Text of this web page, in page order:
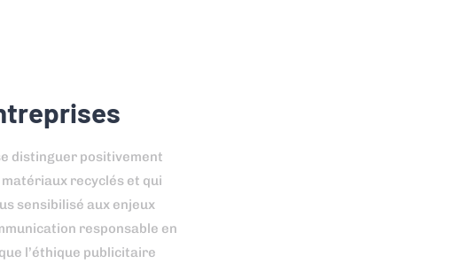
distinguer positivement
recyclés et qui
sensibilisé aux enjeux
responsable en
l’éthique publicitaire